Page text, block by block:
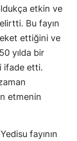
Giresun
Gümüşhane
Hatay
Isparta
etkin ve
Bu fayın
ettiğini ve
yılda bir
ifade etti.
etmenin
fayının